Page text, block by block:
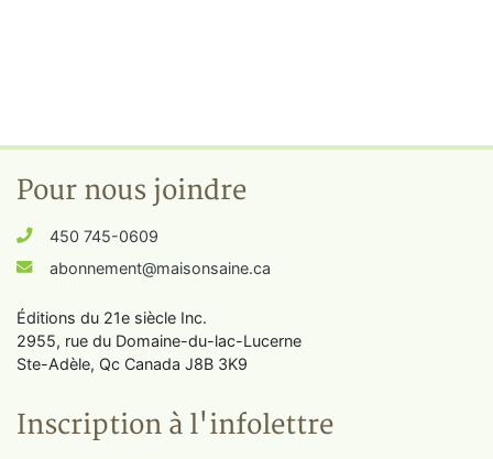
Pour nous joindre
450 745-0609
abonnement@maisonsaine.ca
Éditions du 21e siècle Inc.
2955, rue du Domaine-du-lac-Lucerne
Ste-Adèle, Qc Canada J8B 3K9
Inscription à l'infolettre